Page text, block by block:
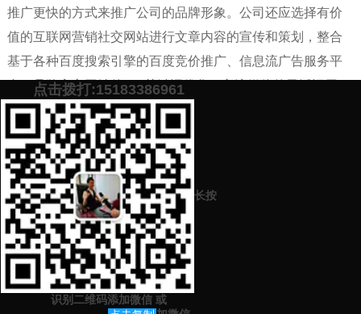
推广更快的方式来推广公司的品牌形象。公司还应选择有价
值的互联网营销社交网站进行文章内容的宣传和策划，整合
基于各种百度搜索引擎的百度竞价推广、信息流广告服务平
台、品牌官方网站的seo关键词优化、主流媒体的灵活运用、
户外广告媒体的视频广告或线下推广、电梯车地铁站等宣传
手段。
预约营销老师 添加微信号：scyxch
案！
上一篇：新品牌怎么打入市场（新品牌推广策略分享）
下一篇：推出新产品怎么发朋友圈（专业代写朋友圈营销文案）
猜你感兴趣的内容
点击拨打:15183386961
长按
识别二维码添加微信 或